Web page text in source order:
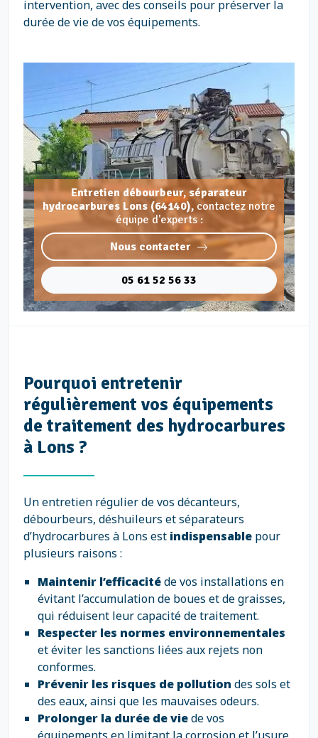
intervention, avec des conseils pour préserver la
durée de vie de vos équipements.
Entretien débourbeur, séparateur
hydrocarbures Lons (64140), contactez notre
équipe d'experts :
Nous contacter
05 61 52 56 33
Pourquoi entretenir
régulièrement vos équipements
de traitement des hydrocarbures
à Lons ?
Un entretien régulier de vos décanteurs,
débourbeurs, déshuileurs et séparateurs
d’hydrocarbures à Lons est indispensable pour
plusieurs raisons :
Maintenir l’efficacitéde vos installations en
évitant l’accumulation de boues et de graisses,
qui réduisent leur capacité de traitement.
Respecter les normes environnementales
et éviter les sanctions liées aux rejets non
conformes.
Prévenir les risques de pollution des sols et
des eaux, ainsi que les mauvaises odeurs.
Prolonger la durée de viede vos